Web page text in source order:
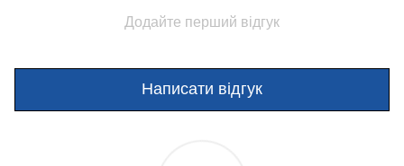
Додайте перший відгук
Написати відгук